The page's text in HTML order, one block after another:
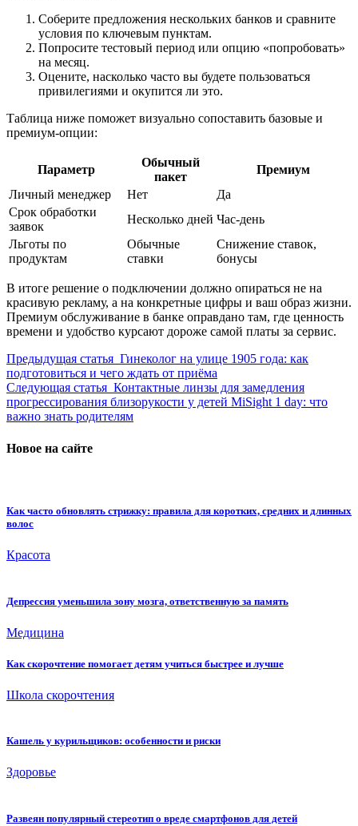
Соберите предложения нескольких банков и сравните
условия по ключевым пунктам.
Попросите тестовый период или опцию «попробовать»
на месяц.
Оцените, насколько часто вы будете пользоваться
привилегиями и окупится ли это.
Таблица ниже поможет визуально сопоставить базовые и
премиум‑опции:
Параметр
Обычный
пакет
Премиум
Личный менеджер
Нет
Да
Срок обработки
заявок
Несколько дней Час‑день
Льготы по
продуктам
Обычные
ставки
Снижение ставок,
бонусы
В итоге решение о подключении должно опираться не на
красивую рекламу, а на конкретные цифры и ваш образ жизни.
Премиум обслуживание в банке оправдано там, где ценность
времени и удобство курсают дороже самой платы за сервис.
Предыдущая статья Гинеколог на улице 1905 года: как
подготовиться и чего ждать от приёма
Следующая статья Контактные линзы для замедления
прогрессирования близорукости у детей MiSight 1 day: что
важно знать родителям
Новое на сайте
Как часто обновлять стрижку: правила для коротких, средних и длинных
волос
Красота
Депрессия уменьшила зону мозга, ответственную за память
Медицина
Как скорочтение помогает детям учиться быстрее и лучше
Школа скорочтения
Кашель у курильщиков: особенности и риски
Здоровье
Развеян популярный стереотип о вреде смартфонов для детей